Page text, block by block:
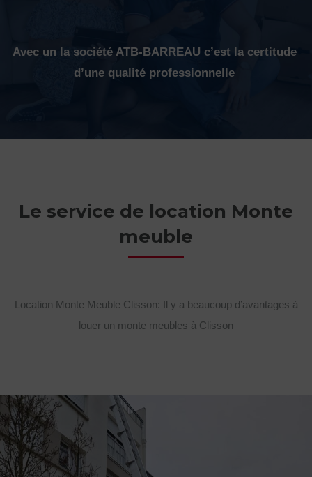
Avec un la société ATB-BARREAU c’est la certitude
d’une qualité professionnelle
Le service de location Monte
meuble
Location Monte Meuble Clisson: Il y a beaucoup d’avantages à
louer un monte meubles à Clisson